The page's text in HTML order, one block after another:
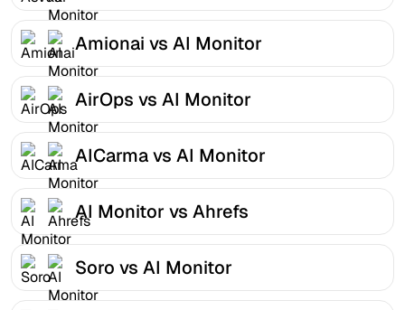
Amionai vs AI Monitor
AirOps vs AI Monitor
AICarma vs AI Monitor
AI Monitor vs Ahrefs
Soro vs AI Monitor